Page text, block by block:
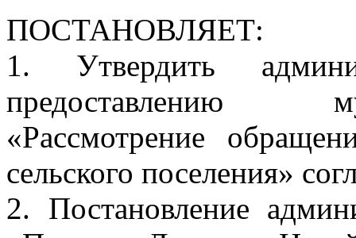
ПОСТАНОВЛЯЕТ:
1. Утвердить
предоставлению
«Рассмотрение
сельского поселения»
2. Постановление